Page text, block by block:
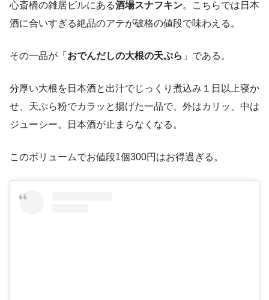
心斎橋の雑居ビルにある酒場スナフキン。こちらでは日本
酒に合いすぎる絶品のアテが破格の値段で味わえる。
その一品が「 おでんだしの大根の天ぷら 」である。
分厚い大根を日本酒と出汁でじっくり煮込み１日以上寝か
せ、天ぷら粉でカラッと揚げた一品で、外はカリッ、中は
ジューシー。日本酒が止まらなくなる。
このボリュームでお値段1個300円はお得過ぎる。